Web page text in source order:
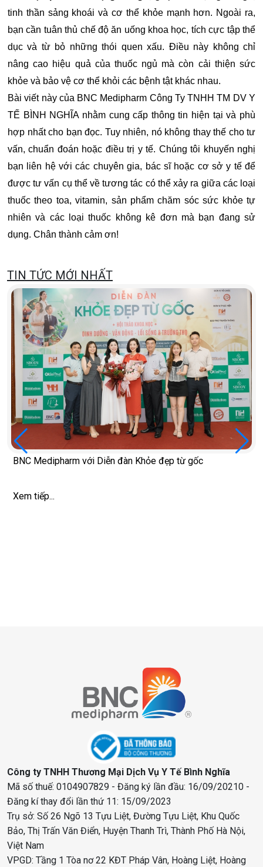
tinh thần sảng khoái và cơ thể khỏe mạnh hơn. Ngoài ra,
bạn cần tuân thủ chế độ ăn uống khoa học, tích cực tập thể
dục và từ bỏ những thói quen xấu. Điều này không chỉ
nâng cao hiệu quả của thuốc ngủ mà còn cải thiện sức
khỏe và bảo vệ cơ thể khỏi các bệnh tật khác nhau.
Bài viết này của BNC Medipharm Công Ty TNHH TM DV Y
TẾ BÌNH NGHĨA nhằm cung cấp thông tin hiện tại và phù
hợp nhất cho bạn đọc. Tuy nhiên, nó không thay thế cho tư
vấn, chuẩn đoán hoặc điều trị y tế. Chúng tôi khuyến nghị
bạn liên hệ với các chuyên gia, bác sĩ hoặc cơ sở y tế để
được tư vấn cụ thể về tương tác có thể xảy ra giữa các loại
thuốc theo toa, vitamin, sản phẩm chăm sóc sức khỏe tự
nhiên và các loại thuốc không kê đơn mà bạn đang sử
dụng. Chân thành cảm ơn!
TIN TỨC MỚI NHẤT
BNC Medipharm với Diễn đàn Khỏe đẹp từ gốc
Xem tiếp...
Công ty TNHH Thương Mại Dịch Vụ Y Tế Bình Nghĩa
Mã số thuế: 0104907829 - Đăng ký lần đầu: 16/09/20210 -
Đăng kí thay đổi lần thứ 11: 15/09/2023
Trụ sở: Số 26 Ngõ 13 Tựu Liệt, Đường Tựu Liệt, Khu Quốc
Bảo, Thị Trấn Văn Điển, Huyện Thanh Trì, Thành Phố Hà Nội,
Việt Nam
VPGD: Tầng 1 Tòa nơ 22 KĐT Pháp Vân, Hoàng Liệt, Hoàng